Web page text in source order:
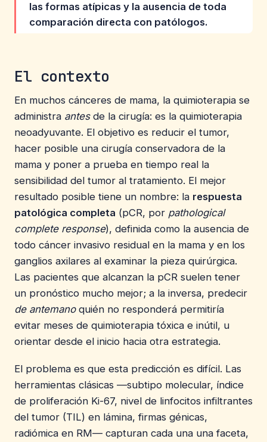
las formas atípicas y la ausencia de toda
comparación directa con patólogos.
El contexto
En muchos cánceres de mama, la quimioterapia se
administra antesde la cirugía: es la quimioterapia
neoadyuvante. El objetivo es reducir el tumor,
hacer posible una cirugía conservadora de la
mama y poner a prueba en tiempo real la
sensibilidad del tumor al tratamiento. El mejor
resultado posible tiene un nombre: la respuesta
patológica completa (pCR, por pathological
complete response), definida como la ausencia de
todo cáncer invasivo residual en la mama y en los
ganglios axilares al examinar la pieza quirúrgica.
Las pacientes que alcanzan la pCR suelen tener
un pronóstico mucho mejor; a la inversa, predecir
de antemanoquién no responderá permitiría
evitar meses de quimioterapia tóxica e inútil, u
orientar desde el inicio hacia otra estrategia.
El problema es que esta predicción es difícil. Las
herramientas clásicas —subtipo molecular, índice
de proliferación Ki-67, nivel de linfocitos infiltrantes
del tumor (TIL) en lámina, firmas génicas,
radiómica en RM— capturan cada una una faceta,